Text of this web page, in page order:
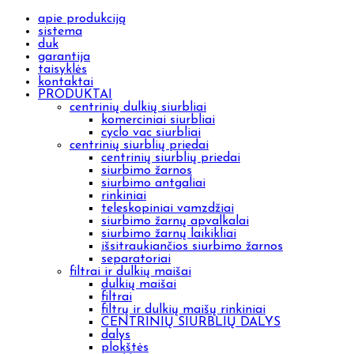
apie produkciją
sistema
duk
garantija
taisyklės
kontaktai
PRODUKTAI
centrinių dulkių siurbliai
komerciniai siurbliai
cyclo vac siurbliai
centrinių siurblių priedai
centrinių siurblių priedai
siurbimo žarnos
siurbimo antgaliai
rinkiniai
teleskopiniai vamzdžiai
siurbimo žarnų apvalkalai
siurbimo žarnų laikikliai
išsitraukiančios siurbimo žarnos
separatoriai
filtrai ir dulkių maišai
dulkių maišai
filtrai
filtrų ir dulkių maišų rinkiniai
CENTRINIŲ SIURBLIŲ DALYS
dalys
plokštės